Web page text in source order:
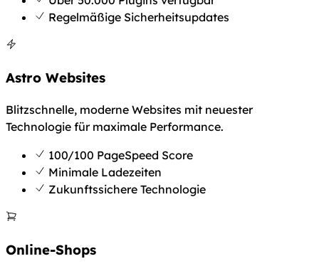
Regelmäßige Sicherheitsupdates
Astro Websites
Blitzschnelle, moderne Websites mit neuester
Technologie für maximale Performance.
100/100 PageSpeed Score
Minimale Ladezeiten
Zukunftssichere Technologie
Online-Shops